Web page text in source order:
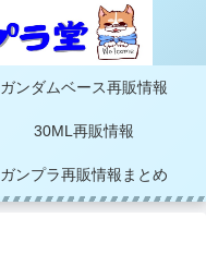
ガンダムベース再販情報
30ML再販情報
ガンプラ再販情報まとめ